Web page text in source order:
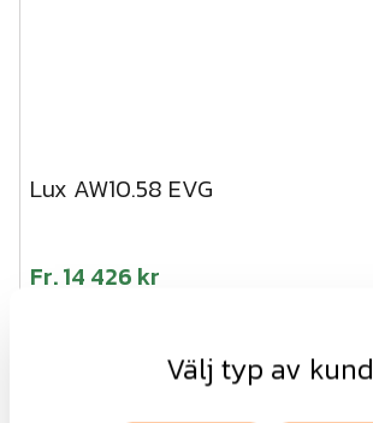
Lux AW10.58 EVG
Fr.14 426 kr
Visa
Välj typ av kund